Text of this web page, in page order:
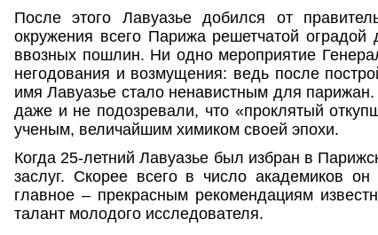
После этого Лавуазье добился от
окружения всего Парижа решетчатой
ввозных пошлин. Ни одно мероприятие
негодования и возмущения: ведь после
имя Лавуазье стало ненавистным для
даже и не подозревали, что «проклятый
ученым, величайшим химиком своей эпохи.
Когда 25-летний Лавуазье был избран в
заслуг. Скорее всего в число академиков
главное – прекрасным рекомендациям
талант молодого исследователя.